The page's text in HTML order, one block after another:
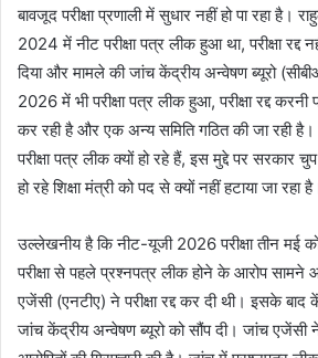
बावजूद परीक्षा प्रणाली में सुधार नहीं हो पा रहा है।
2024 में नीट परीक्षा पत्र लीक हुआ था, परीक्षा रद्द
दिया और मामले की जांच केंद्रीय अन्वेषण ब्यूरो
2026 में भी परीक्षा पत्र लीक हुआ, परीक्षा रद्द
कर रही है और एक अन्य समिति गठित की जा रही है।
परीक्षा पत्र लीक क्यों हो रहे हैं, इस मुद्दे पर सरकार
हो रहे शिक्षा मंत्री को पद से क्यों नहीं हटाया जा रहा
उल्लेखनीय है कि नीट-यूजी 2026 परीक्षा तीन मई
परीक्षा से पहले प्रश्नपत्र लीक होने के आरोप सामने
एजेंसी (एनटीए) ने परीक्षा रद्द कर दी थी। इसके
जांच केंद्रीय अन्वेषण ब्यूरो को सौंप दी। जांच